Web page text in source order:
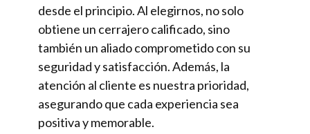
desde el principio. Al elegirnos, no solo
obtiene un cerrajero calificado, sino
también un aliado comprometido con su
seguridad y satisfacción. Además, la
atención al cliente es nuestra prioridad,
asegurando que cada experiencia sea
positiva y memorable.